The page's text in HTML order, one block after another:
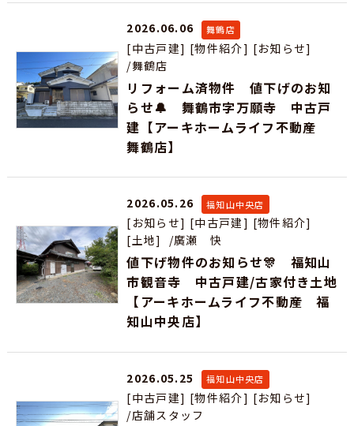
2026.06.06 舞鶴店
[中古戸建] [物件紹介] [お知らせ]
/舞鶴店
リフォーム済物件 値下げのお知
らせ🔔 舞鶴市字万願寺 中古戸
建【アーキホームライフ不動産
舞鶴店】
2026.05.26 福知山中央店
[お知らせ] [中古戸建] [物件紹介]
[土地]
/廣瀬 快
値下げ物件のお知らせ🎊 福知山
市観音寺 中古戸建/古家付き土地
【アーキホームライフ不動産 福
知山中央店】
2026.05.25 福知山中央店
[中古戸建] [物件紹介] [お知らせ]
/店舗スタッフ